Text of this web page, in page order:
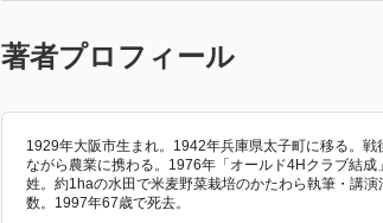
著者プロフィール
1929年大阪市生まれ。1942年兵庫県太子町に移る。
ながら農業に携わる。1976年「オールド4Hクラブ結
姓。約1haの水田で米麦野菜栽培のかたわら執筆・講
数。1997年67歳で死去。